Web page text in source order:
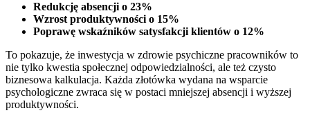
Redukcję absencji o 23%
Wzrost produktywności o 15%
Poprawę wskaźników satysfakcji klientów o 12%
To pokazuje, że inwestycja w zdrowie psychiczne pracowników to
nie tylko kwestia społecznej odpowiedzialności, ale też czysto
biznesowa kalkulacja. Każda złotówka wydana na wsparcie
psychologiczne zwraca się w postaci mniejszej absencji i wyższej
produktywności.